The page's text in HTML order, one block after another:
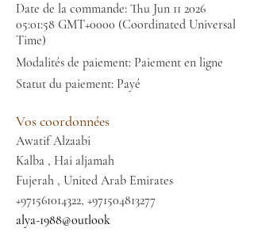
Date de la commande: Thu Jun 11 2026
05:01:58 GMT+0000 (Coordinated Universal
Time)
Modalités de paiement: Paiement en ligne
Statut du paiement: Payé
Vos coordonnées
Awatif Alzaabi
Kalba , Hai aljamah
Fujerah , United Arab Emirates
+971561014322, +971504813277
alya-1988@outlook